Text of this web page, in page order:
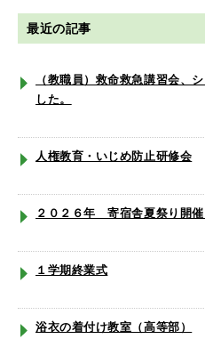
最近の記事
（教職員）救命救急講習会、
した。
人権教育・いじめ防止研修会
２０２６年 寄宿舎夏祭り開催
１学期終業式
浴衣の着付け教室（高等部）